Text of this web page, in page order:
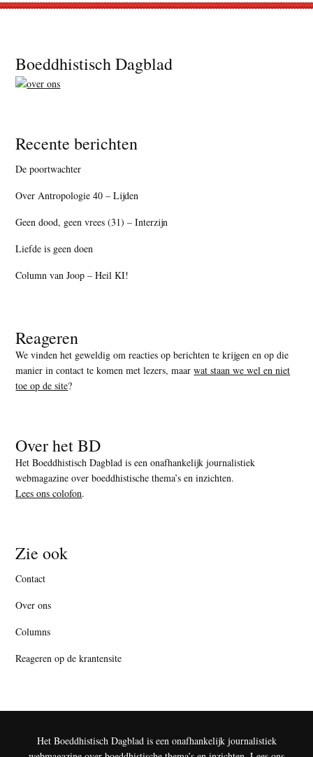
Footer
Boeddhistisch Dagblad
Recente berichten
De poortwachter
Over Antropologie 40 – Lijden
Geen dood, geen vrees (31) – Interzijn
Liefde is geen doen
Column van Joop – Heil KI!
Reageren
We vinden het geweldig om reacties op berichten te krijgen en op die
manier in contact te komen met lezers, maarwat staan we wel en niet
toe op de site?
Over het BD
Het Boeddhistisch Dagblad is een onafhankelijk journalistiek
webmagazine over boeddhistische thema’s en inzichten.
Lees ons colofon.
Zie ook
Contact
Over ons
Columns
Reageren op de krantensite
Het Boeddhistisch Dagblad is een onafhankelijk journalistiek